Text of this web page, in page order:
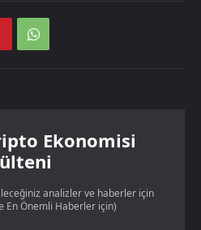
Ekonomisi
analizler ve haberler için
En Önemli Haberler için)